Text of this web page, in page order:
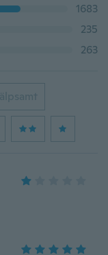
1683
235
263